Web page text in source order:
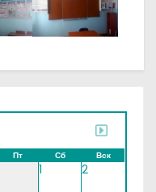
Пт Сб Вск
1 2